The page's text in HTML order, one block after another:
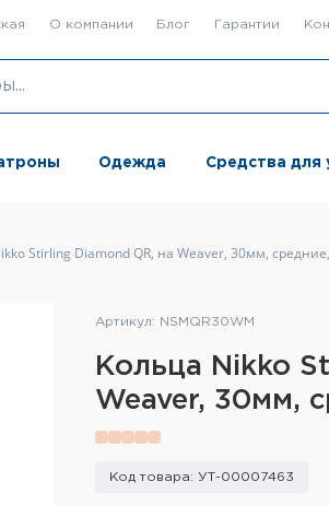
О компании Блог Гарантии
Одежда Средства для
Stirling Diamond QR, на Weaver, 30мм,
Артикул: NSMQR30WM
Кольца Nikko
Weaver, 30мм,
Код товара: УТ-00007463